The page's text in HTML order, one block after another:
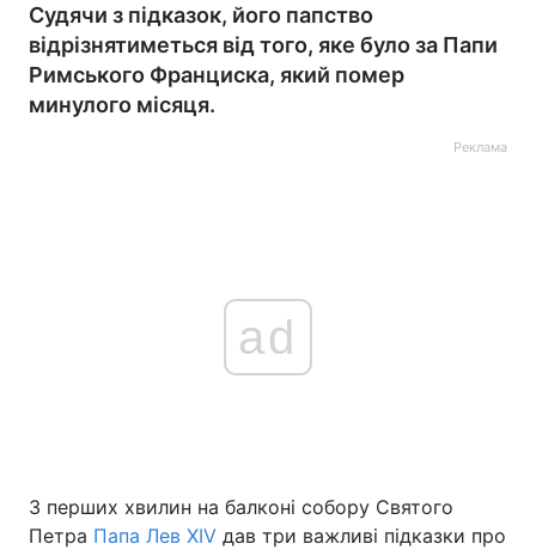
Судячи з підказок, його папство
відрізнятиметься від того, яке було за Папи
Римського Франциска, який помер
минулого місяця.
Реклама
ad
З перших хвилин на балконі собору Святого
Петра Папа Лев XIV дав три важливі підказки про